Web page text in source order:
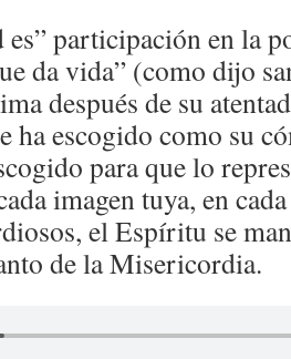
es” participación en la
da vida” (como dijo
después de su
ha escogido como su
para que lo
imagen tuya, en
el Espíritu se
de la Misericordia.